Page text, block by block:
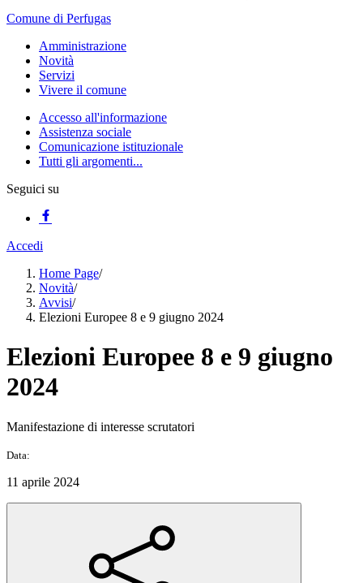
Comune di Perfugas
Amministrazione
Novità
Servizi
Vivere il comune
Accesso all'informazione
Assistenza sociale
Comunicazione istituzionale
Tutti gli argomenti...
Seguici su
Accedi
Home Page/
Novità/
Avvisi/
Elezioni Europee 8 e 9 giugno 2024
Elezioni Europee 8 e 9 giugno
2024
Manifestazione di interesse scrutatori
Data:
11 aprile 2024